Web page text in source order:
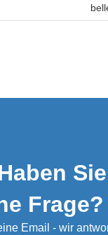
Sie
Frage?
Email - wir